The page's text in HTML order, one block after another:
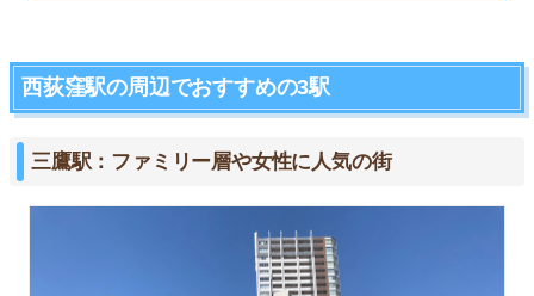
西荻窪駅の周辺でおすすめの3駅
三鷹駅：ファミリー層や女性に人気の街